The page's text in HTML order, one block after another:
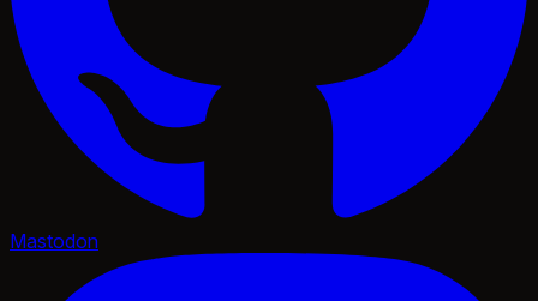
Mastodon